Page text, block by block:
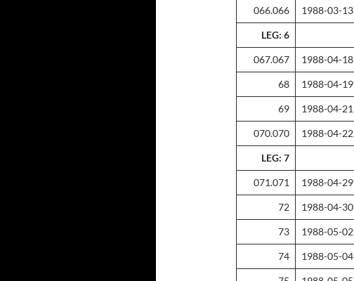
066.066 1988-03-13
LEG: 6
067.067 1988-04-18
68 1988-04-19
69 1988-04-21
070.070 1988-04-22
LEG: 7
071.071 1988-04-29
72 1988-04-30
73 1988-05-02
74 1988-05-04